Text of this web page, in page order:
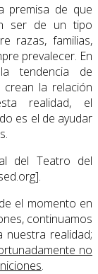
premisa de que
ser de un tipo
razas, familias,
prevalecer. En
tendencia de
la relación
realidad, el
es el de ayudar
del Teatro del
el momento en
continuamos
nuestra realidad;
no
.